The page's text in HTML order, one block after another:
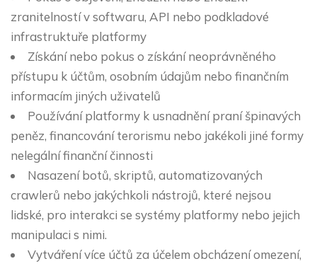
zranitelností v softwaru, API nebo podkladové
infrastruktuře platformy
Získání nebo pokus o získání neoprávněného
přístupu k účtům, osobním údajům nebo finančním
informacím jiných uživatelů
Používání platformy k usnadnění praní špinavých
peněz, financování terorismu nebo jakékoli jiné formy
nelegální finanční činnosti
Nasazení botů, skriptů, automatizovaných
crawlerů nebo jakýchkoli nástrojů, které nejsou
lidské, pro interakci se systémy platformy nebo jejich
manipulaci s nimi.
Vytváření více účtů za účelem obcházení omezení,